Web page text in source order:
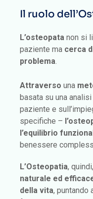
Il ruolo
L’osteopata non si
paziente ma cerca
problema.
Attraverso una
basata su una
paziente e
specifiche –
l’equilibrio
benessere
L’Osteopatia,
naturale ed
della vita, puntando